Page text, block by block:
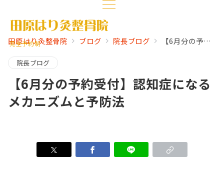
完全予約制
田原はり灸整骨院 ブログ 院長ブログ 【6月分の予約受付】認知症になるメカニズムと予防法
院長ブログ
【6月分の予約受付】認知症になる
メカニズムと予防法